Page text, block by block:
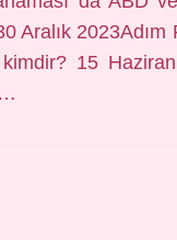
Aralık 2023Adım
kimdir? 15